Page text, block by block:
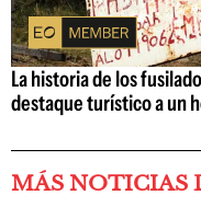
La historia de los
destaque turístico a un
MÁS NOTICIAS